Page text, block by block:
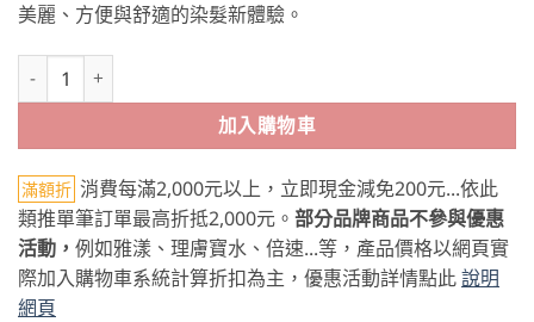
美麗、方便與舒適的染髮新體驗。
NATURTINT赫本染髮劑 2盒+染碗工具組 數量
加入購物車
滿額折 消費每滿2,000元以上，立即現金減免200元...依此
類推單筆訂單最高折抵2,000元。 部分品牌商品不參與優惠
活動， 例如雅漾、理膚寶水、倍速...等，產品價格以網頁實
際加入購物車系統計算折扣為主，優惠活動詳情點此說明
網頁